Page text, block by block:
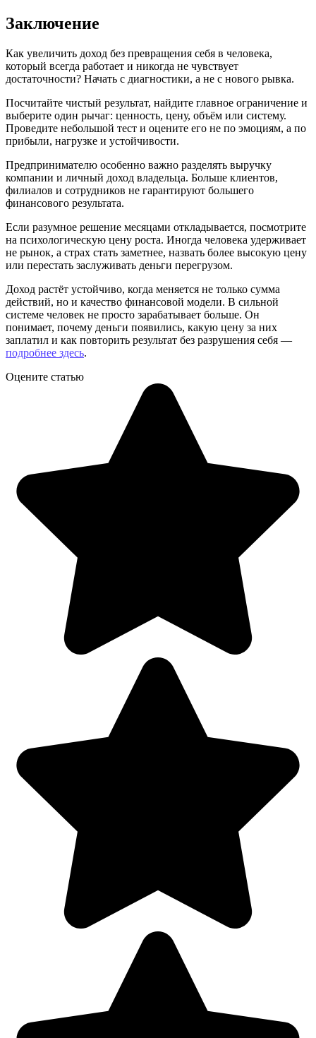
Заключение
Как увеличить доход без превращения себя в человека,
который всегда работает и никогда не чувствует
достаточности? Начать с диагностики, а не с нового рывка.
Посчитайте чистый результат, найдите главное ограничение и
выберите один рычаг: ценность, цену, объём или систему.
Проведите небольшой тест и оцените его не по эмоциям, а по
прибыли, нагрузке и устойчивости.
Предпринимателю особенно важно разделять выручку
компании и личный доход владельца. Больше клиентов,
филиалов и сотрудников не гарантируют большего
финансового результата.
Если разумное решение месяцами откладывается, посмотрите
на психологическую цену роста. Иногда человека удерживает
не рынок, а страх стать заметнее, назвать более высокую цену
или перестать заслуживать деньги перегрузом.
Доход растёт устойчиво, когда меняется не только сумма
действий, но и качество финансовой модели. В сильной
системе человек не просто зарабатывает больше. Он
понимает, почему деньги появились, какую цену за них
заплатил и как повторить результат без разрушения себя —
подробнее здесь.
Оцените статью